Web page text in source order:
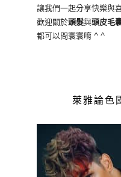
讓我們一起分享快樂與
歡迎關於頭髮與頭皮毛
都可以問寰寰唷 ^ ^
萊雅論色